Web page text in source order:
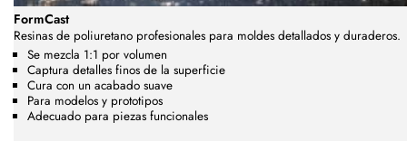
FormCast
Resinas de poliuretano profesionales para moldes detallados y duraderos.
Se mezcla 1:1 por volumen
Captura detalles finos de la superficie
Cura con un acabado suave
Para modelos y prototipos
Adecuado para piezas funcionales